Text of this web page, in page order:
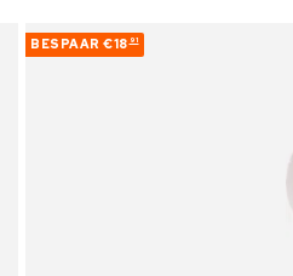
BESPAAR €18 91